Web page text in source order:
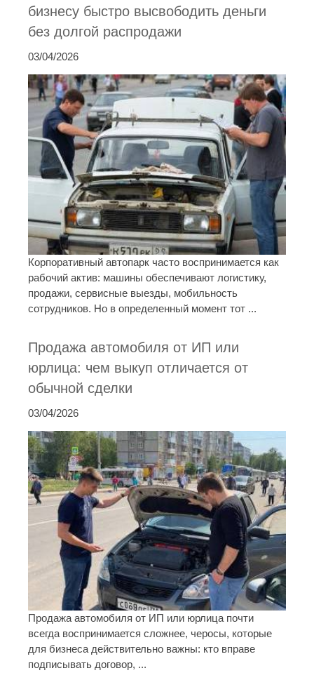
бизнесу быстро высвободить деньги
без долгой распродажи
03/04/2026
Корпоративный автопарк часто воспринимается как
рабочий актив: машины обеспечивают логистику,
продажи, сервисные выезды, мобильность
сотрудников. Но в определенный момент тот ...
Продажа автомобиля от ИП или
юрлица: чем выкуп отличается от
обычной сделки
03/04/2026
Продажа автомобиля от ИП или юрлица почти
всегда воспринимается сложнее, черосы, которые
для бизнеса действительно важны: кто вправе
подписывать договор, ...